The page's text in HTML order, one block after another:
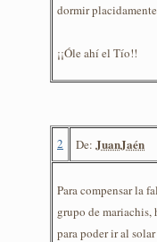
dormir
¡¡Óle ahí el Tío!!
2 De: JuanJaén
Para compensar la
grupo de mariachis,
para poder ir al